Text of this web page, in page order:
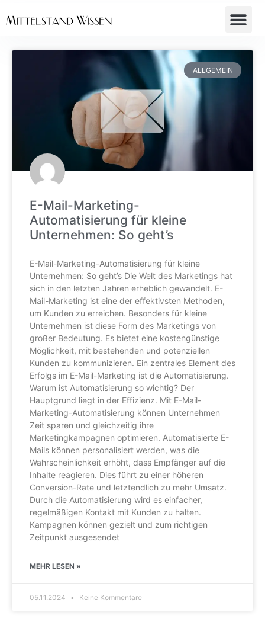
ALLGEMEIN
E-Mail-Marketing-
Automatisierung für kleine
Unternehmen: So geht’s
E-Mail-Marketing-Automatisierung für kleine
Unternehmen: So geht’s Die Welt des Marketings hat
sich in den letzten Jahren erheblich gewandelt. E-
Mail-Marketing ist eine der effektivsten Methoden,
um Kunden zu erreichen. Besonders für kleine
Unternehmen ist diese Form des Marketings von
großer Bedeutung. Es bietet eine kostengünstige
Möglichkeit, mit bestehenden und potenziellen
Kunden zu kommunizieren. Ein zentrales Element des
Erfolgs im E-Mail-Marketing ist die Automatisierung.
Warum ist Automatisierung so wichtig? Der
Hauptgrund liegt in der Effizienz. Mit E-Mail-
Marketing-Automatisierung können Unternehmen
Zeit sparen und gleichzeitig ihre
Marketingkampagnen optimieren. Automatisierte E-
Mails können personalisiert werden, was die
Wahrscheinlichkeit erhöht, dass Empfänger auf die
Inhalte reagieren. Dies führt zu einer höheren
Conversion-Rate und letztendlich zu mehr Umsatz.
Durch die Automatisierung wird es einfacher,
regelmäßigen Kontakt mit Kunden zu halten.
Kampagnen können gezielt und zum richtigen
Zeitpunkt ausgesendet
MEHR LESEN »
05.11.2024 Keine Kommentare